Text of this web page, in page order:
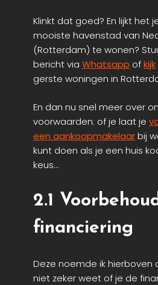
Klinkt dat goed? En lijkt het
mooiste havenstad van
(Rotterdam) te wonen?
bericht via Whatsapp ofkijk
gerste woningen in
En dan nu snel meer over
voorwaarden: of je laat je
een aankoopmakelaarbij
kunt doen als je een huis
keus…
2.1
financiering
Deze noemde ik hierboven
niet zeker weet of je de